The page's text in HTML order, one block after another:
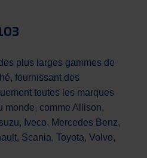
plus larges gammes de
fournissant des
toutes les marques
monde, comme Allison,
Iveco, Mercedes Benz,
Scania, Toyota, Volvo,